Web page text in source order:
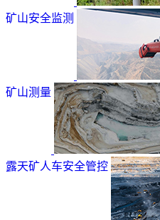
矿山安全监测
矿山测量
露天矿人车安全管控